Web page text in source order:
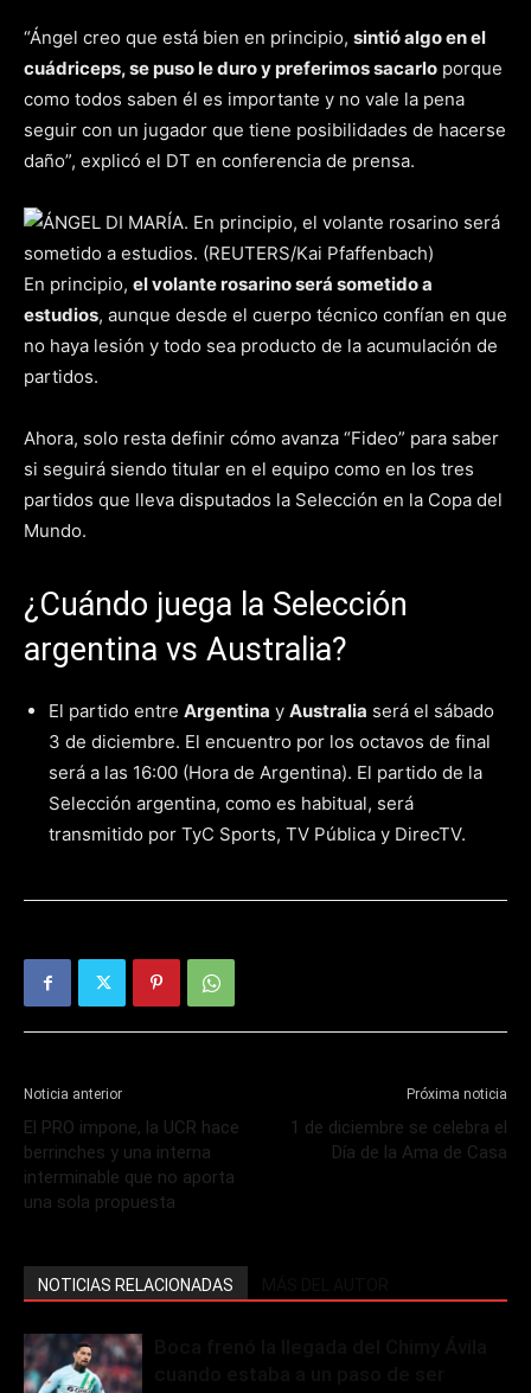
“Ángel creo que está bien en principio, sintió algo en el
cuádriceps, se puso le duro y preferimos sacarlo porque
como todos saben él es importante y no vale la pena
seguir con un jugador que tiene posibilidades de hacerse
daño”, explicó el DT en conferencia de prensa.
En principio, el volante rosarino será sometido a
estudios, aunque desde el cuerpo técnico confían en que
no haya lesión y todo sea producto de la acumulación de
partidos.
Ahora, solo resta definir cómo avanza “Fideo” para saber
si seguirá siendo titular en el equipo como en los tres
partidos que lleva disputados la Selección en la Copa del
Mundo.
¿Cuándo juega la Selección
argentina vs Australia?
El partido entre Argentina y Australia será el sábado
3 de diciembre. El encuentro por los octavos de final
será a las 16:00 (Hora de Argentina). El partido de la
Selección argentina, como es habitual, será
transmitido por TyC Sports, TV Pública y DirecTV.
Noticia anterior
El PRO impone, la UCR hace
berrinches y una interna
interminable que no aporta
una sola propuesta
Próxima noticia
1 de diciembre se celebra el
Día de la Ama de Casa
NOTICIAS RELACIONADAS